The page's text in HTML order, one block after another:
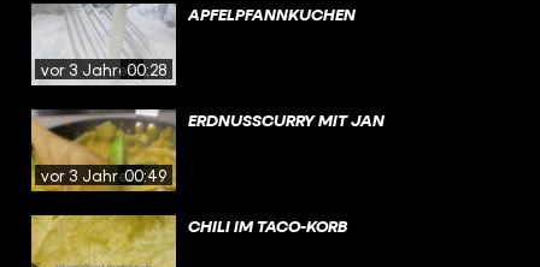
vor 3 Jahren00:28
APFELPFANNKUCHEN
vor 3 Jahren00:49
ERDNUSSCURRY MIT JAN
CHILI IM TACO-KORB